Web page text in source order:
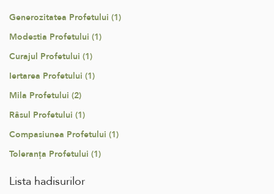
Generozitatea Profetului (1)
Modestia Profetului (1)
Curajul Profetului (1)
Iertarea Profetului (1)
Mila Profetului (2)
Râsul Profetului (1)
Compasiunea Profetului (1)
Toleranța Profetului (1)
Lista hadisurilor